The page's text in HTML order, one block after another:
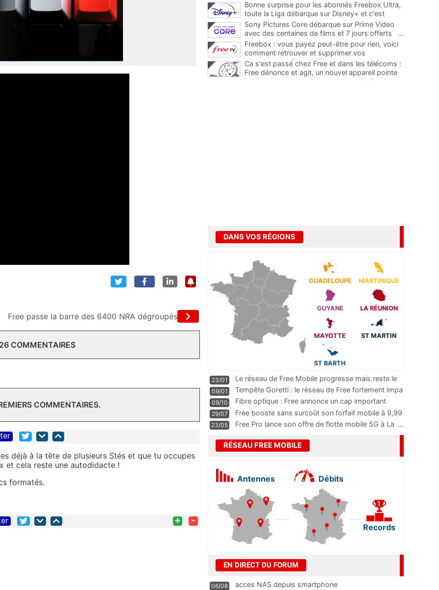
Free passe la barre des 6400 NRA dégroupés
COMMENTAIRES
COMMENTAIRES.
déjà à la tête de plusieurs Stés et que tu occupes
et cela reste une autodidacte !
formatés.
+ -
Bonne surprise pour les abonnés Freebox Ultra,
toute la Liga débarque sur Disney+ et c'est
inclus
Sony Pictures Core débarque sur Prime Video
avec des centaines de films et 7 jours offerts
...
Freebox : vous payez peut-être pour rien, voici
comment retrouver et supprimer vos
abonnements TV oubliés
...
Ca s'est passé chez Free et dans les télécoms :
Free dénonce et agit, un nouvel appareil pointe
le bout de son nez chez des abonnés Freebox...
DANS VOS RÉGIONS
GUADELOUPE MARTINIQUE
GUYANE LA RÉUNION
MAYOTTE ST MARTIN
ST BARTH
23/01
Le réseau de Free Mobile progresse mais reste le
m
...
09/01
Tempête Goretti : le réseau de Free fortement impa
09/10
Fibre optique : Free annonce un cap important
pass
...
29/07
Free booste sans surcoût son forfait mobile à 9,99
23/05 Free Pro lance son offre de flotte mobile 5G à La ...
RÉSEAU FREE MOBILE
Antennes Débits
Records
EN DIRECT DU FORUM
06/08 acces NAS depuis smartphone